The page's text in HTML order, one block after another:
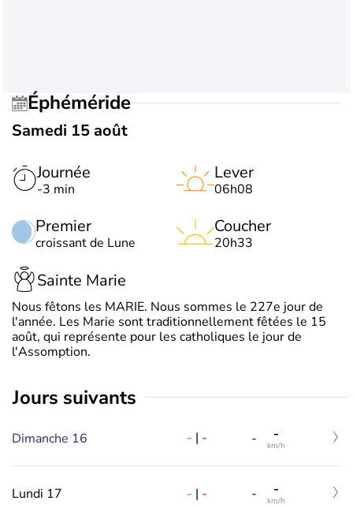
Éphéméride
Samedi 15 août
Journée
-3 min
Premier
croissant de Lune
Lever
06h08
Coucher
20h33
Sainte Marie
Nous fêtons les MARIE. Nous sommes le 227e jour de
l'année. Les Marie sont traditionnellement fêtées le 15
août, qui représente pour les catholiques le jour de
l'Assomption.
jours suivants
Dimanche 16 - | - - -
km/h
Lundi 17 - | - - -
km/h